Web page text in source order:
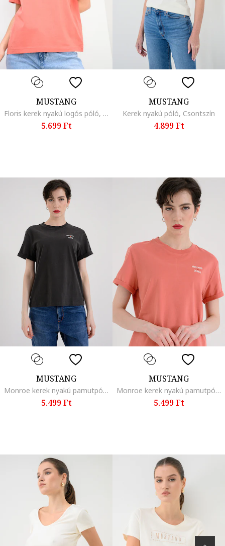
MUSTANG
Floris kerek nyakú logós póló, Lazacszín
5.699 Ft
MUSTANG
Kerek nyakú póló, Csontszín
4.899 Ft
MUSTANG
Monroe kerek nyakú pamutpóló, Antracitszürke
5.499 Ft
MUSTANG
Monroe kerek nyakú pamutpóló, Eperszín
5.499 Ft